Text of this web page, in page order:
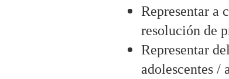
Representar a
resolución de
Representar
adolescentes /